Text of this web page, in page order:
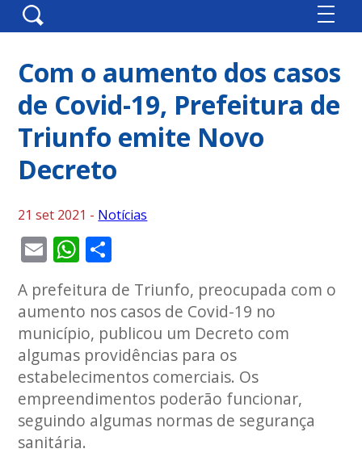
Com o aumento dos casos
de Covid-19, Prefeitura de
Triunfo emite Novo
Decreto
21 set 2021 - Notícias
EmailWhatsApp
A prefeitura de Triunfo, preocupada com o
aumento nos casos de Covid-19 no
município, publicou um Decreto com
algumas providências para os
estabelecimentos comerciais. Os
empreendimentos poderão funcionar,
seguindo algumas normas de segurança
sanitária.